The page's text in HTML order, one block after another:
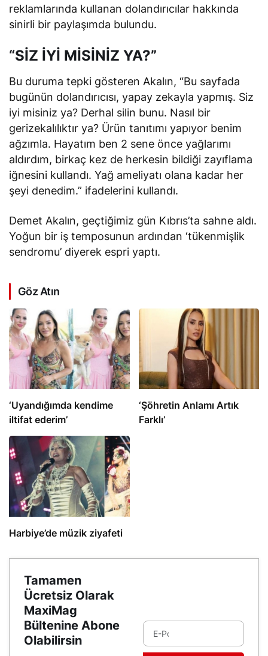
reklamlarında kullanan dolandırıcılar hakkında
sinirli bir paylaşımda bulundu.
“SİZ İYİ MİSİNİZ YA?”
Bu duruma tepki gösteren Akalın, “Bu sayfada
bugünün dolandırıcısı, yapay zekayla yapmış. Siz
iyi misiniz ya? Derhal silin bunu. Nasıl bir
gerizekalılıktır ya? Ürün tanıtımı yapıyor benim
ağzımla. Hayatım ben 2 sene önce yağlarımı
aldırdım, birkaç kez de herkesin bildiği zayıflama
iğnesini kullandı. Yağ ameliyatı olana kadar her
şeyi denedim.” ifadelerini kullandı.
Demet Akalın, geçtiğimiz gün Kıbrıs’ta sahne aldı.
Yoğun bir iş temposunun ardından ‘tükenmişlik
sendromu’ diyerek espri yaptı.
Göz Atın
‘Uyandığımda kendime
iltifat ederim’
‘Şöhretin Anlamı Artık
Farklı’
Harbiye’de müzik ziyafeti
Tamamen
Ücretsiz Olarak
MaxiMag
Bültenine Abone
Olabilirsin